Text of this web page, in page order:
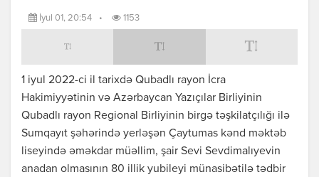
İyul 01, 20:54 • 1153
1 iyul 2022-ci il tarixdə Qubadlı rayon İcra
Hakimiyyətinin və Azərbaycan Yazıçılar Birliyinin
Qubadlı rayon Regional Birliyinin birgə təşkilatçılığı ilə
Sumqayıt şəhərində yerləşən Çaytumas kənd məktəb
liseyində əməkdar müəllim, şair Sevi Sevdimalıyevin
anadan olmasının 80 illik yubileyi münasibətilə tədbir